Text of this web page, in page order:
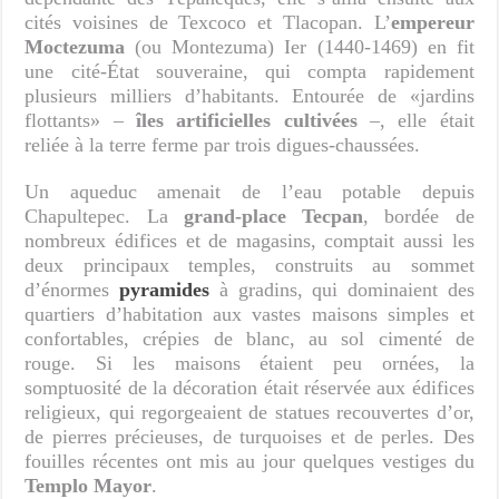
cités voisines de Texcoco et Tlacopan. L’empereur
Moctezuma (ou Montezuma) Ier (1440-1469) en fit
une cité-État souveraine, qui compta rapidement
plusieurs milliers d’habitants. Entourée de «jardins
flottants» – îles artificielles cultivées–, elle était
reliée à la terre ferme par trois digues-chaussées.
Un aqueduc amenait de l’eau potable depuis
Chapultepec. La grand-place Tecpan, bordée de
nombreux édifices et de magasins, comptait aussi les
deux principaux temples, construits au sommet
d’énormes pyramides à gradins, qui dominaient des
quartiers d’habitation aux vastes maisons simples et
confortables, crépies de blanc, au sol cimenté de
rouge. Si les maisons étaient peu ornées, la
somptuosité de la décoration était réservée aux édifices
religieux, qui regorgeaient de statues recouvertes d’or,
de pierres précieuses, de turquoises et de perles. Des
fouilles récentes ont mis au jour quelques vestiges du
Templo Mayor.